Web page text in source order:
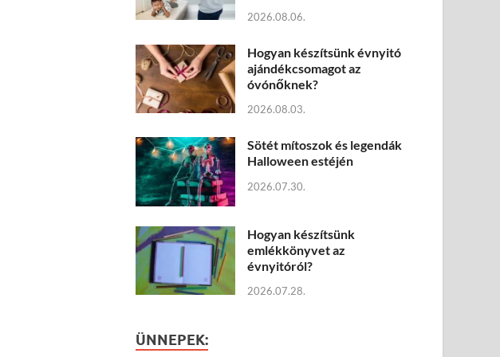
2026.08.06.
Hogyan készítsünk évnyitó
ajándékcsomagot az
óvónőknek?
2026.08.03.
Sötét mítoszok és legendák
Halloween estéjén
2026.07.30.
Hogyan készítsünk
emlékkönyvet az
évnyitóról?
2026.07.28.
ÜNNEPEK: